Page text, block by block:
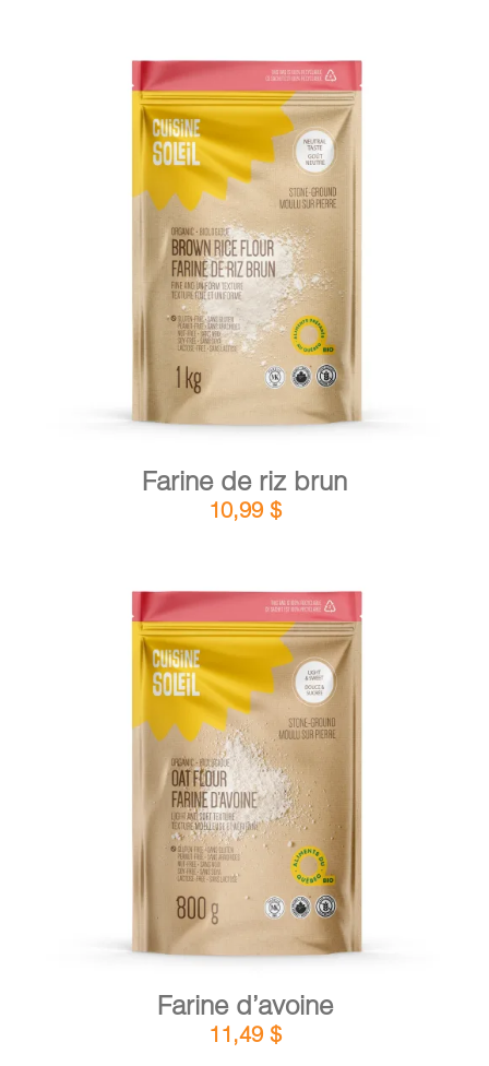
AJOUTER AU PANIER DÉTAILS
Farine de riz brun
10,99 $
AJOUTER AU PANIER / DÉTAILS
Farine d’avoine
11,49 $